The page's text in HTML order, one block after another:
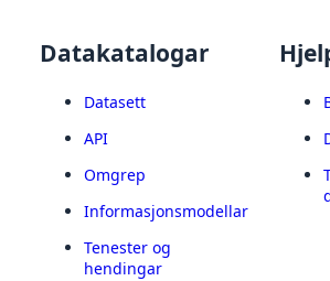
Datakatalogar
Datasett
API
Omgrep
Informasjonsmodellar
Tenester og
hendingar